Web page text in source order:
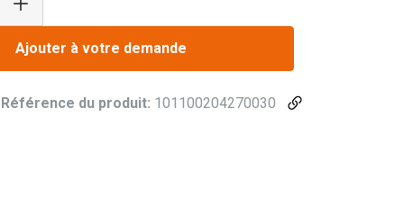
Ajouter à votre demande
Référence du produit: 101100204270030